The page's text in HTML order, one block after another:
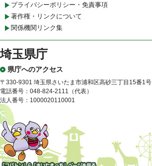
プライバシーポリシー・免責事項
著作権・リンクについて
関係機関リンク集
埼玉県庁
県庁へのアクセス
〒330-9301 埼玉県さいたま市浦和区高砂三丁目15番1号
電話番号：048-824-2111（代表）
法人番号：1000020110001